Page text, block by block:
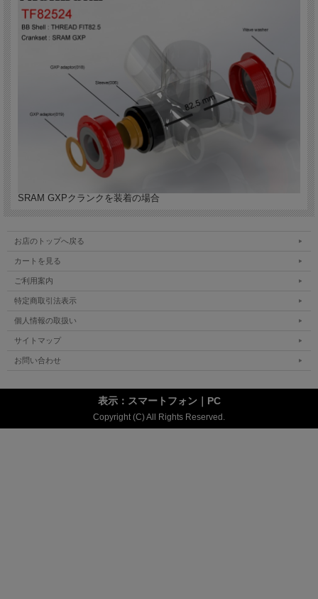
SRAM GXPクランクを装着の場合
お店のトップへ戻る
カートを見る
ご利用案内
特定商取引法表示
個人情報の取扱い
サイトマップ
お問い合わせ
表示：スマートフォン｜ PC
Copyright (C) All Rights Reserved.